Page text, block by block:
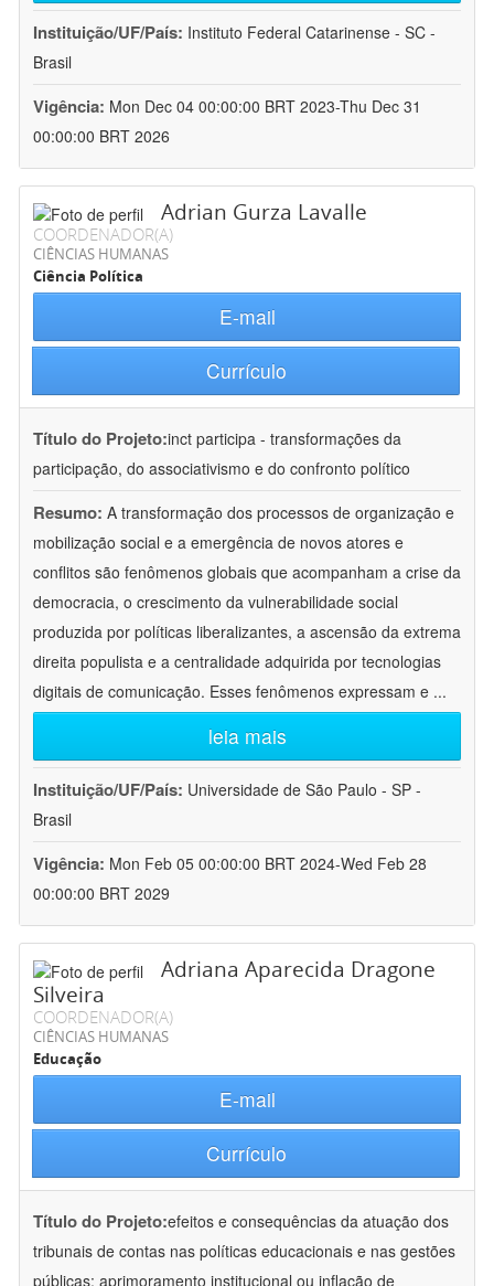
Instituição/UF/País: Instituto Federal Catarinense - SC -
Brasil
Vigência: Mon Dec 04 00:00:00 BRT 2023-Thu Dec 31
00:00:00 BRT 2026
Adrian Gurza Lavalle
COORDENADOR(A)
CIÊNCIAS HUMANAS
Ciência Política
E-mail
Currículo
Título do Projeto:inct participa - transformações da
participação, do associativismo e do confronto político
Resumo: A transformação dos processos de organização e
mobilização social e a emergência de novos atores e
conflitos são fenômenos globais que acompanham a crise da
democracia, o crescimento da vulnerabilidade social
produzida por políticas liberalizantes, a ascensão da extrema
direita populista e a centralidade adquirida por tecnologias
digitais de comunicação. Esses fenômenos expressam e ...
leia mais
Instituição/UF/País: Universidade de São Paulo - SP -
Brasil
Vigência: Mon Feb 05 00:00:00 BRT 2024-Wed Feb 28
00:00:00 BRT 2029
Adriana Aparecida Dragone
Silveira
COORDENADOR(A)
CIÊNCIAS HUMANAS
Educação
E-mail
Currículo
Título do Projeto:efeitos e consequências da atuação dos
tribunais de contas nas políticas educacionais e nas gestões
públicas: aprimoramento institucional ou inflação de